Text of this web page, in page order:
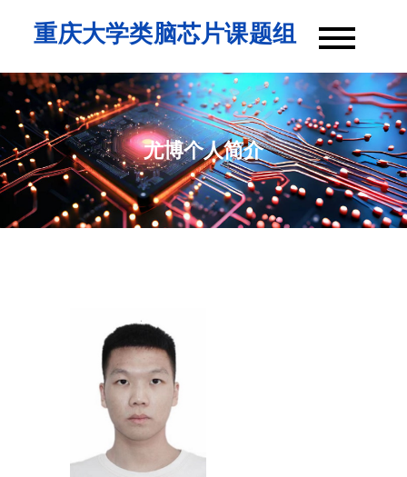
重庆大学类脑芯片课题组
尤博个人简介